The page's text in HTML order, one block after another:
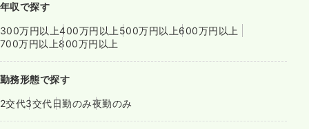
年収で探す
300万円以上400万円以上 500万円以上600万円以上
700万円以上800万円以上
勤務形態で探す
2交代3交代日勤のみ夜勤のみ